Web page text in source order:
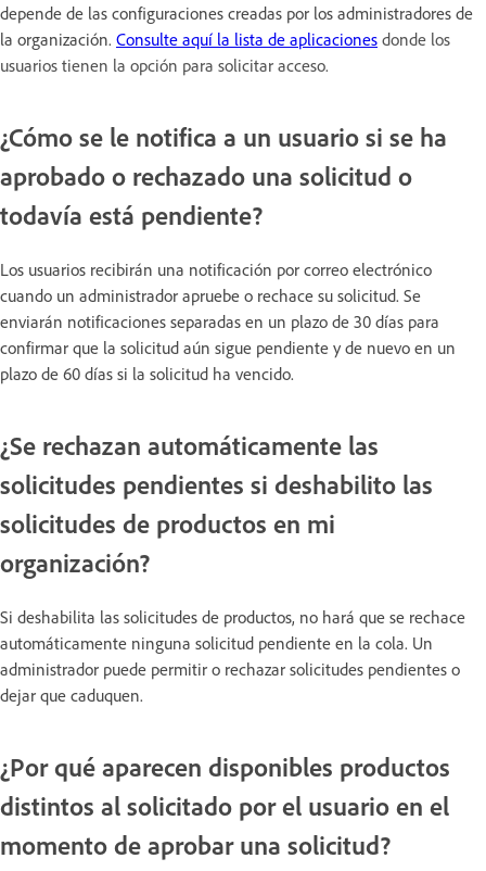
depende de las configuraciones creadas por los administradores de
la organización. Consulte aquí la lista de aplicaciones donde los
usuarios tienen la opción para solicitar acceso.
¿Cómo se le notifica a un usuario si se ha
aprobado o rechazado una solicitud o
todavía está pendiente?
Los usuarios recibirán una notificación por correo electrónico
cuando un administrador apruebe o rechace su solicitud. Se
enviarán notificaciones separadas en un plazo de 30 días para
confirmar que la solicitud aún sigue pendiente y de nuevo en un
plazo de 60 días si la solicitud ha vencido.
¿Se rechazan automáticamente las
solicitudes pendientes si deshabilito las
solicitudes de productos en mi
organización?
Si deshabilita las solicitudes de productos, no hará que se rechace
automáticamente ninguna solicitud pendiente en la cola. Un
administrador puede permitir o rechazar solicitudes pendientes o
dejar que caduquen.
¿Por qué aparecen disponibles productos
distintos al solicitado por el usuario en el
momento de aprobar una solicitud?